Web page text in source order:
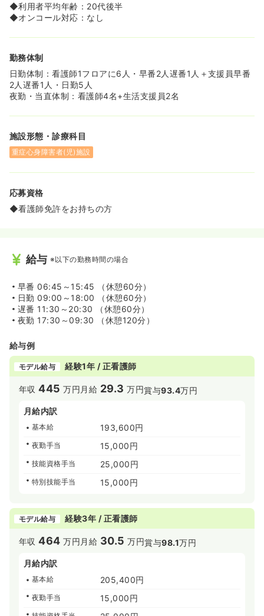
絵が描かれていたり、かわいらしい装飾があったりと保育
園のような雰囲気です。
≪ママさんも安心です！≫
す。そうした事情に、スタッフの方々からの理解があり、
仕事と家事・育児の両立が図れています。
≪寄り添う看護ができます！≫
泄、睡眠など、生活全般を把握し、その都度対応すること
の気持ちや状況を声に出して訴えることが困難なことが多
いです。そのため看護師だけではなく他職種の方々と様々
なアセスメントをしながら、その方が今どのような状況か
を考えて対応していきます。試行錯誤した先の、入所者様
とができます！
≪イベントもたくさんあります！楽しい日々が送れます！
過ごせるように色々なイベントを行っており、とても盛り
◆四季を楽しめる行事では他職種と協力し合い、イベント
を盛り上げていくことも他にはない魅力です！
◆病院ではないから、みんなで楽しくやろうねっていう風
土があるそうです！
≪手技衰えません！≫
◆重心の看護師さんだと手技面や看護師としてのスキルが
弱くなってしまうと考える方がいるかと思いますが、光陽
園は人工呼吸器など、日常的に医療ケアが必要な入所者さ
んが多く、基礎的な看護技術や知識を学ぶことが出来ま
す！経験豊富な先輩も多く、日々忙しく働きながらたくさ
んのことを学べます♪
≪光陽園の特徴≫
◆光陽園は、長い入所生活において日々の楽しみの一つと
なるのが、「食事」であると考えており、そこに力を入れ
供されており、入所者様と同じ食事を職員も食べているた
つです！
更に、摂食指導にも力を入れており、外部から指導と評価
をしに先生が来てくれています。機能を活かした安全な食
事介助を教えてくれるため学ぶこともできます♪
◆利用者平均年齢：20代後半
◆オンコール対応：なし
勤務体制
日勤体制：看護師1フロアに6人・早番2人遅番1人＋支援員早番
2人遅番1人・日勤5人
夜勤・当直体制：看護師4名+生活支援員2名
施設形態・診療科目
重症心身障害者(児)施設
応募資格
◆看護師免許をお持ちの方
給与 ※以下の勤務時間の場合
早番 06:45～15:45 （休憩60分）
日勤 09:00～18:00 （休憩60分）
遅番 11:30～20:30 （休憩60分）
夜勤 17:30～09:30 （休憩120分）
給与例
モデル給与 経験1年 / 正看護師
年収445 万円 月給 29.3 万円賞与93.4万円
月給内訳
基本給 193,600円
夜勤手当 15,000円
技能資格手当 25,000円
特別技能手当 15,000円
モデル給与 経験3年 / 正看護師
年収464 万円 月給 30.5 万円賞与98.1万円
月給内訳
基本給 205,400円
夜勤手当 15,000円